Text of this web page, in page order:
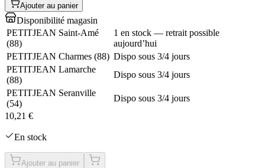
Ajouter au panier
Disponibilité magasin
PETITJEAN Saint-Amé
(88)
1 en stock — retrait possible
aujourd’hui
PETITJEAN Charmes (88) Dispo sous 3/4 jours
PETITJEAN Lamarche
(88)
Dispo sous 3/4 jours
PETITJEAN Seranville
(54)
Dispo sous 3/4 jours
10,21 €
En stock
Ajouter au panier